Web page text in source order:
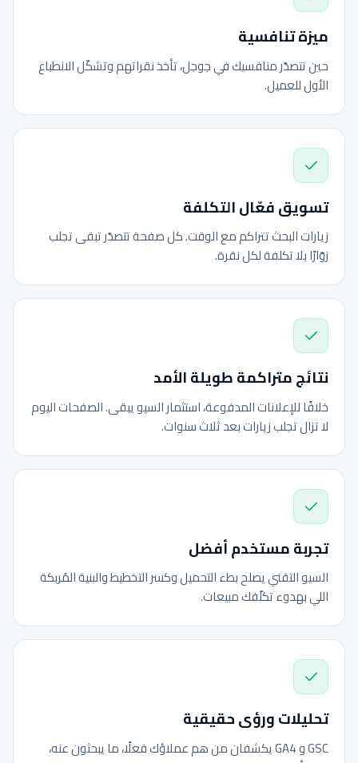
ميزة تنافسية
حين تتصدّر منافسيك في جوجل، تأخذ نقراتهم وتشكّل الانطباع
الأول للعميل.
تسويق فعّال التكلفة
زيارات البحث تتراكم مع الوقت. كل صفحة تتصدّر تبقى تجلب
زوّارًا بلا تكلفة لكل نقرة.
نتائج متراكمة طويلة الأمد
خلافًا للإعلانات المدفوعة، استثمار السيو يبقى. الصفحات اليوم
لا تزال تجلب زيارات بعد ثلاث سنوات.
تجربة مستخدم أفضل
السيو التقني يصلح بطء التحميل وكسر التخطيط والبنية المُربكة
اللي بهدوء تكلّفك مبيعات.
تحليلات ورؤى حقيقية
GSC و GA4 يكشفان من هم عملاؤك فعلًا، ما يبحثون عنه،